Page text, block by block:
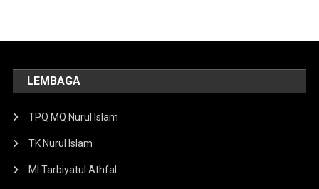
LEMBAGA
TPQ MQ Nurul Islam
TK Nurul Islam
MI Tarbiyatul Athfal